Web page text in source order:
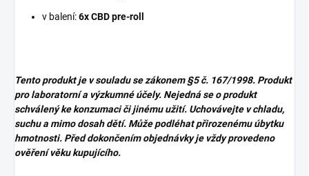
v balení:6x CBD pre-roll
Tento produkt je v souladu se zákonem§5 č. 167/1998. Produkt
pro laboratorní a výzkumné účely. Nejedná se o produkt
schválený ke konzumaci či jinému užití. Uchovávejte v chladu,
suchu a mimo dosah dětí. Může podléhat přirozenému úbytku
hmotnosti. Před dokončením objednávky je vždy provedeno
ověření věku kupujícího.